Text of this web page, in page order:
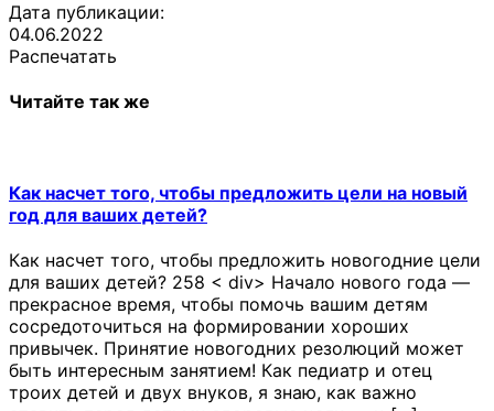
Дата публикации:
04.06.2022
Распечатать
Читайте так же
Как насчет того, чтобы предложить цели на новый
год для ваших детей?
Как насчет того, чтобы предложить новогодние цели
для ваших детей? 258 < div> Начало нового года —
прекрасное время, чтобы помочь вашим детям
сосредоточиться на формировании хороших
привычек. Принятие новогодних резолюций может
быть интересным занятием! Как педиатр и отец
троих детей и двух внуков, я знаю, как важно